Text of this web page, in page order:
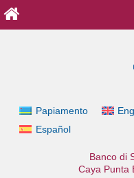
Papiamento
Español
Banco di
Caya Punta